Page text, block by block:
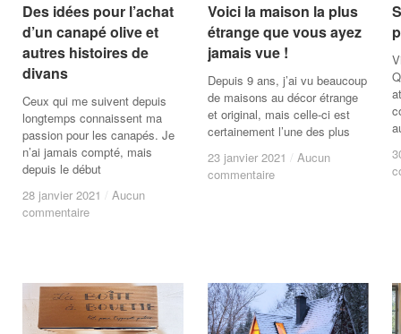
Des idées pour l’achat
d’un canapé olive et
autres histoires de
divans
Ceux qui me suivent depuis
longtemps connaissent ma
passion pour les canapés. Je
n’ai jamais compté, mais
depuis le début
28 janvier 2021 / Aucun
commentaire
Des idées pour l’achat
d’un canapé olive et
autres histoires de
divans
28 janvier 2021 / Aucun
commentaire
Voici la maison la plus
étrange que vous ayez
jamais vue !
Depuis 9 ans, j’ai vu beaucoup
de maisons au décor étrange
et original, mais celle-ci est
certainement l’une des plus
23 janvier 2021 / Aucun
commentaire
Voici la maison la plus
étrange que vous ayez
jamais vue !
23 janvier 2021 / Aucun
commentaire